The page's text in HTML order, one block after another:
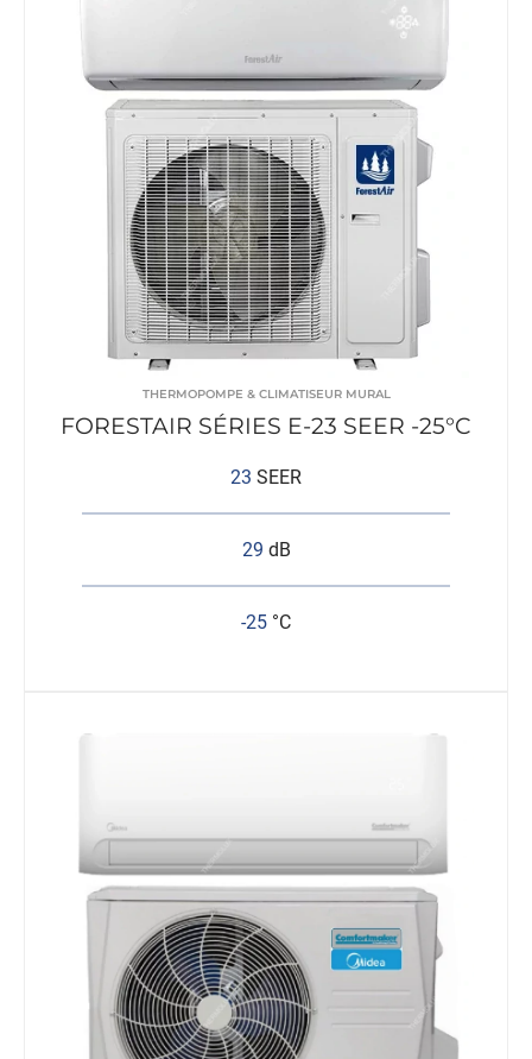
THERMOPOMPE & CLIMATISEUR MURAL
FORESTAIR SÉRIES E-23 SEER -25°C
23 SEER
29 dB
-25 °C